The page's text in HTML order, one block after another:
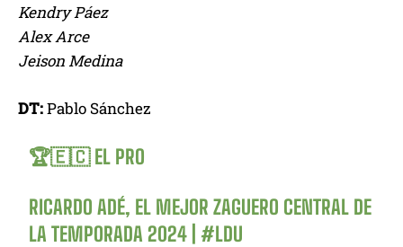
Kendry Páez
Alex Arce
Jeison Medina
DT:Pablo Sánchez
🏆🇪🇨 EL PRO
RICARDO ADÉ, EL MEJOR ZAGUERO CENTRAL DE
LA TEMPORADA 2024 |#LDU